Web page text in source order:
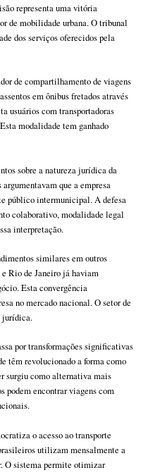
representa uma vitória
de mobilidade urbana. O tribunal
dos serviços oferecidos pela
de compartilhamento de viagens
em ônibus fretados através
usuários com transportadoras
modalidade tem ganhado
sobre a natureza jurídica da
que a empresa
público intermunicipal. A defesa
colaborativo, modalidade legal
interpretação.
similares em outros
Rio de Janeiro já haviam
Esta convergência
no mercado nacional. O setor de
jurídica.
por transformações significativas
têm revolucionado a forma como
surgiu como alternativa mais
podem encontrar viagens com
o acesso ao transporte
utilizam mensalmente a
O sistema permite otimizar